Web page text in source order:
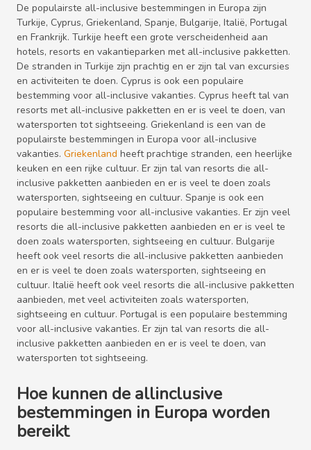
De populairste all-inclusive bestemmingen in Europa zijn
Turkije, Cyprus, Griekenland, Spanje, Bulgarije, Italië, Portugal
en Frankrijk. Turkije heeft een grote verscheidenheid aan
hotels, resorts en vakantieparken met all-inclusive pakketten.
De stranden in Turkije zijn prachtig en er zijn tal van excursies
en activiteiten te doen. Cyprus is ook een populaire
bestemming voor all-inclusive vakanties. Cyprus heeft tal van
resorts met all-inclusive pakketten en er is veel te doen, van
watersporten tot sightseeing. Griekenland is een van de
populairste bestemmingen in Europa voor all-inclusive
vakanties. Griekenland heeft prachtige stranden, een heerlijke
keuken en een rijke cultuur. Er zijn tal van resorts die all-
inclusive pakketten aanbieden en er is veel te doen zoals
watersporten, sightseeing en cultuur. Spanje is ook een
populaire bestemming voor all-inclusive vakanties. Er zijn veel
resorts die all-inclusive pakketten aanbieden en er is veel te
doen zoals watersporten, sightseeing en cultuur. Bulgarije
heeft ook veel resorts die all-inclusive pakketten aanbieden
en er is veel te doen zoals watersporten, sightseeing en
cultuur. Italië heeft ook veel resorts die all-inclusive pakketten
aanbieden, met veel activiteiten zoals watersporten,
sightseeing en cultuur. Portugal is een populaire bestemming
voor all-inclusive vakanties. Er zijn tal van resorts die all-
inclusive pakketten aanbieden en er is veel te doen, van
watersporten tot sightseeing.
Hoe kunnen de allinclusive
bestemmingen in Europa worden
bereikt